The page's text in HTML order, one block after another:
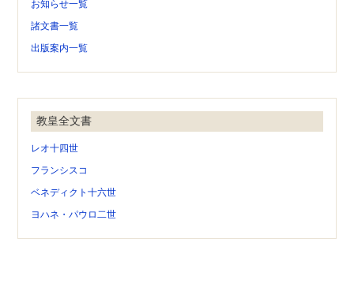
お知らせ一覧
諸文書一覧
出版案内一覧
教皇全文書
レオ十四世
フランシスコ
ベネディクト十六世
ヨハネ・パウロ二世